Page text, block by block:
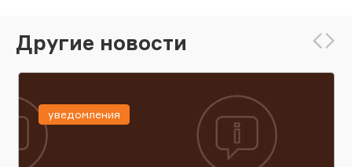
Другие новости
уведомления